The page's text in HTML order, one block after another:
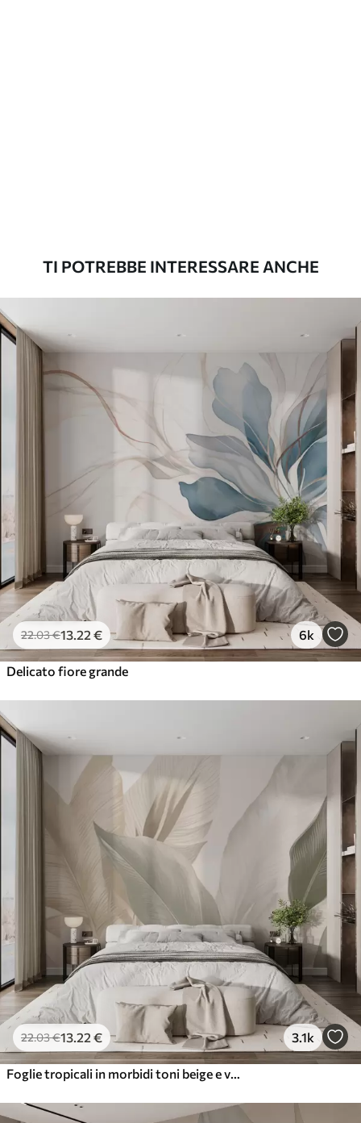
Vinile Premium
65.0039.00€/m²
Peel and Stick
.6749.00 /m²
TI POTREBBE INTERESSARE ANCHE
22.03€13 .22 € 6k
Delicato fiore grande
22.03€13 .22 € 3.1k